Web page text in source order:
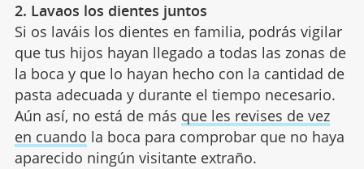
2. Lavaos los dientes juntos
Si os laváis los dientes en familia, podrás vigilar
que tus hijos hayan llegado a todas las zonas de
la boca y que lo hayan hecho con la cantidad de
pasta adecuada y durante el tiempo necesario.
Aún así, no está de más que les revises de vez
en cuando la boca para comprobar que no haya
aparecido ningún visitante extraño.